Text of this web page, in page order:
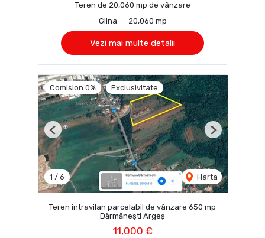
Teren de 20,060 mp de vânzare
Glina
20,060 mp
Vezi mai multe detalii
Comision 0% Exclusivitate
1 / 6 Harta
Previous Next
Teren intravilan parcelabil de vânzare 650 mp
Dărmănești Argeș
11,000 €